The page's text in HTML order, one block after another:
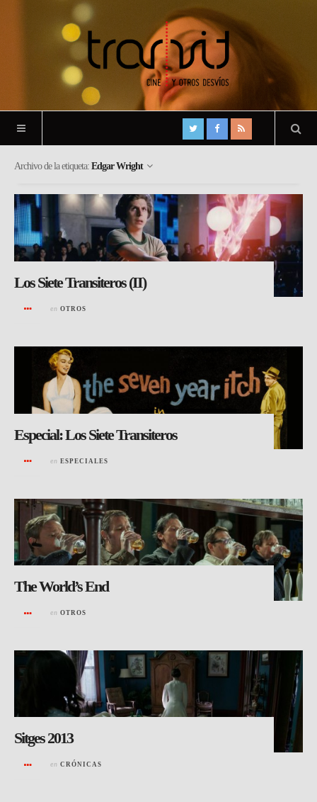
Archivo de la etiqueta: Edgar Wright
Los Siete Transiteros (II)
en OTROS
Especial: Los Siete Transiteros
en ESPECIALES
The World’s End
en OTROS
Sitges 2013
en CRÓNICAS